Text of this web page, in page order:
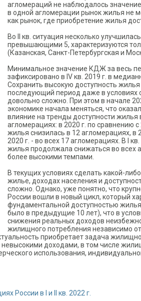
агломераций не наблюдалось
в одной агломерации рынок жилья не
как рынок, где приобретение жилья
Во II кв. ситуация несколько
превышающими 5, характеризуются
(Казанская, Санкт-Петербургская и
Минимальное значение КДЖ за весь
зафиксировано в IV кв. 2019 г. в
Сохранить высокую доступность
последующий период даже в условиях
довольно сложно. При этом в начале
экономике начала меняться, что
влияние на тренды доступности жилья
агломерациях: в 2020 г. по сравнению с
жилья снизилась в 12 агломерациях, в
2020 г. - во всех 17 агломерациях. В I
жилья продолжала снижаться во всех
более высокими темпами.
В текущих условиях сделать какой-
жилье, доходах населения и
сложно. Однако, уже понятно, что
России вошли в новый цикл, который
фундаментальной доступностью жилья
было в предыдущие 10 лет), что в
снижения реальных доходов
жилищного потребления независимо
приобретает задача
доходами, в том числе
использования,
России в I и II кв. 2022 г.